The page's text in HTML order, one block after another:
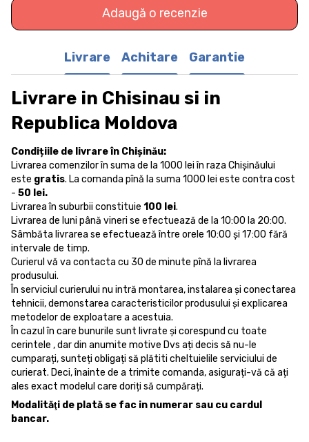
Adaugă o recenzie
Livrare Achitare Garantie
Livrare in Chisinau si in
Republica Moldova
Condițiile de livrare în Chișinău:
Livrarea comenzilor în suma de la 1000 lei în raza Chișinăului
este gratis. La comanda pînă la suma 1000 lei este contra cost
- 50 lei.
Livrarea în suburbii constituie 100 lei.
Livrarea de luni până vineri se efectuează de la 10:00 la 20:00.
Sâmbăta livrarea se efectuează între orele 10:00 și 17:00 fără
intervale de timp.
Curierul vă va contacta cu 30 de minute pînă la livrarea
produsului.
În serviciul curierului nu intră montarea, instalarea și conectarea
tehnicii, demonstarea caracteristicilor produsului și explicarea
metodelor de exploatare a acestuia.
În cazul în care bunurile sunt livrate și corespund cu toate
cerintele , dar din anumite motive Dvs ați decis să nu-le
cumparați, sunteți obligați să plătiti cheltuielile serviciului de
curierat. Deci, înainte de a trimite comanda, asigurați-vă că ați
ales exact modelul care doriți să cumpărați.
Modalităţi de plată se fac in numerar sau cu cardul
bancar.